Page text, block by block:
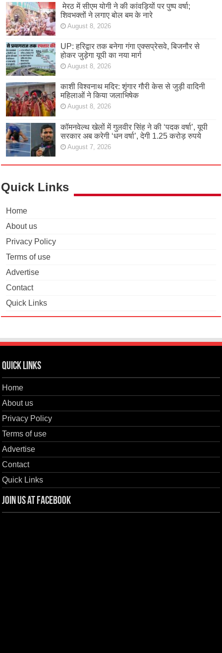
मेरठ में सीएम योगी ने की कांवड़ियों पर पुष्प वर्षा;
शिवभक्तों ने लगाए बोल बम के नारे
August 8, 2026
UP: हरिद्वार तक बनेगा गंगा एक्सप्रेसवे, बिजनौर से
होकर जुड़ेगा यूपी का नया मार्ग
August 8, 2026
काशी विश्वनाथ मदिर: शृंगार गौरी केस से जुड़ी वादिनी
महिलाओं ने किया जलाभिषेक
August 8, 2026
कॉमनवेल्थ खेलों में गुलवीर सिंह ने की ‘पदक वर्षा’, यूपी
सरकार अब करेगी ‘धन वर्षा’, देगी 1.25 करोड़ रुपये
August 7, 2026
Quick Links
Home
About us
Privacy Policy
Terms of use
Advertise
Contact
Quick Links
Quick Links
Home
About us
Privacy Policy
Terms of use
Advertise
Contact
Quick Links
Join us at Facebook